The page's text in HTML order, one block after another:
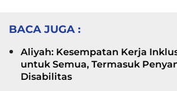
BACA JUGA :
Aliyah: Kesempatan Kerja
untuk Semua, Termasuk
Disabilitas